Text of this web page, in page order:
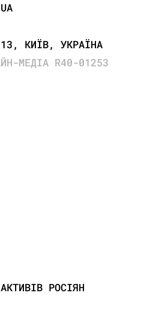
КИЇВ, УКРАЇНА
МЕДІА R40-01253
РОСІЯН